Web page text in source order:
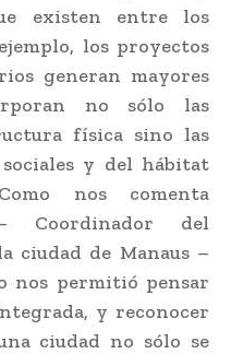
existen entre los
los proyectos
generan mayores
no sólo las
física sino las
y del hábitat
nos comenta
Coordinador del
ciudad de Manaus –
nos permitió pensar
y reconocer
ciudad no sólo se